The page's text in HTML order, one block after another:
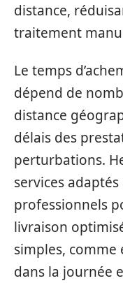
distance,
traitement
Le temps
dépend de
distance
délais des
perturbations.
services
professionnels
livraison
simples,
dans la journée